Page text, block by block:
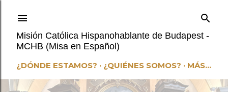
Misión Católica Hispanohablante de Budapest -
MCHB (Misa en Español)
¿DÓNDE ESTAMOS? ¿QUIÉNES SOMOS? MÁS…